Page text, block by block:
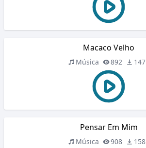
Macaco Velho
Música 892 147
Pensar Em Mim
Música 908 158